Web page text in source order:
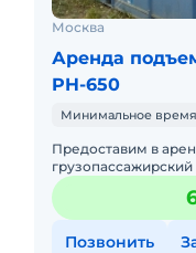
Москва
Аренда
PH-650
Минимальное время
Предоставим в
PH650
Подъёмник
Позвонить